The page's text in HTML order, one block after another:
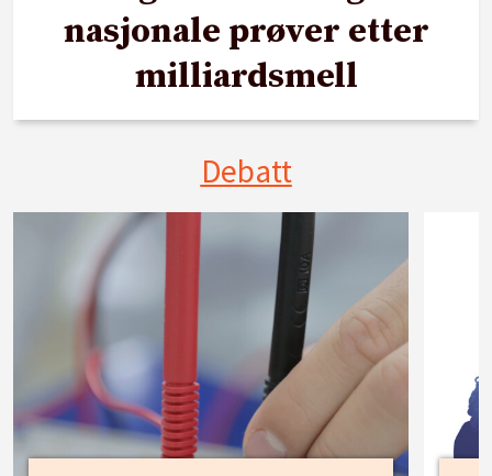
nasjonale prøver etter
milliardsmell
Debatt